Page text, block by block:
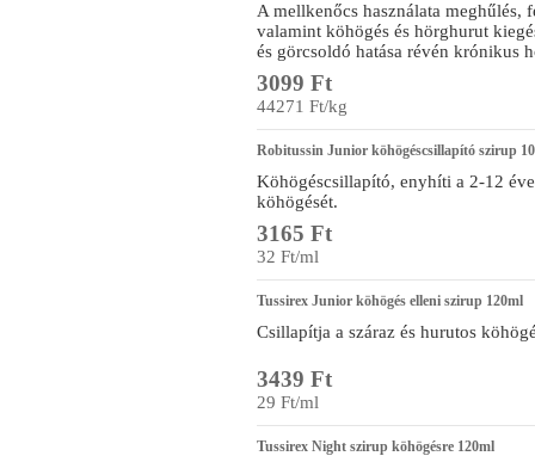
A mellkenőcs használata meghűlés,
valamint köhögés és hörghurut
és görcsoldó hatása révén krónikus
3099 Ft
44271 Ft/kg
Robitussin Junior köhögéscsillapító szirup
Köhögéscsillapító, enyhíti a 2-12
köhögését.
3165 Ft
32 Ft/ml
Tussirex Junior köhögés elleni szirup 120ml
Csillapítja a száraz és hurutos
3439 Ft
29 Ft/ml
Tussirex Night szirup köhögésre 120ml